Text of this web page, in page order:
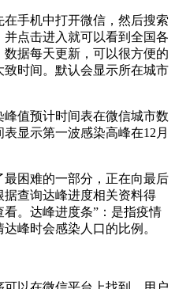
手机中打开微信，然后搜索
点击进入就可以看到全国各
据每天更新，可以很方便的
时间。默认会显示所在城市
值预计时间表在微信城市数
显示第一波感染高峰在12月
困难的一部分，正在向最后
查询达峰进度相关资料得
。达峰进度条”：是指疫情
峰时会感染人口的比例。